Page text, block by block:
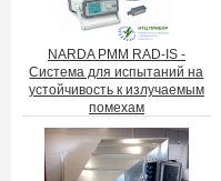
NARDA PMM RAD-IS -
Система для испытаний на
устойчивость к излучаемым
помехам